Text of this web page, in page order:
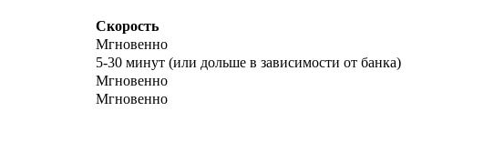
Скорость
Мгновенно
5-30 минут (или дольше в зависимости от банка)
Мгновенно
Мгновенно